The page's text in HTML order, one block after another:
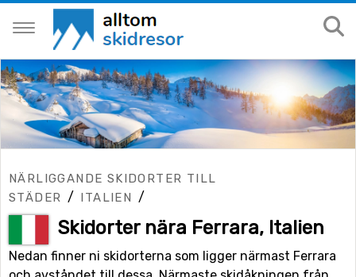
NÄRLIGGANDE SKIDORTER TILL
STÄDER
/ ITALIEN /
Skidorter nära Ferrara, Italien
Nedan finner ni skidorterna som ligger närmast Ferrara